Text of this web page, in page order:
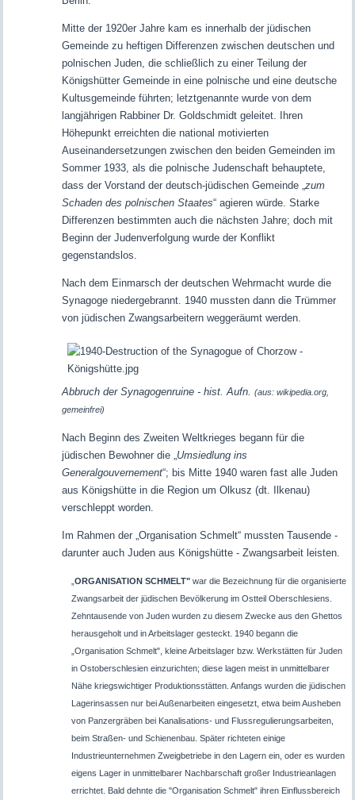
Mitte der 1920er Jahre kam es innerhalb der jüdischen
Gemeinde zu heftigen Differenzen zwischen deutschen und
polnischen Juden, die schließlich zu einer Teilung der
Königshütter Gemeinde in eine polnische und eine deutsche
Kultusgemeinde führten; letztgenannte wurde von dem
langjährigen Rabbiner Dr. Goldschmidt geleitet. Ihren
Höhepunkt erreichten die national motivierten
Auseinandersetzungen zwischen den beiden Gemeinden im
Sommer 1933, als die polnische Judenschaft behauptete,
dass der Vorstand der deutsch-jüdischen Gemeinde „ zum
Schaden des polnischen Staates“ agieren würde. Starke
Differenzen bestimmten auch die nächsten Jahre; doch mit
Beginn der Judenverfolgung wurde der Konflikt
gegenstandslos.
Nach dem Einmarsch der deutschen Wehrmacht wurde die
Synagoge niedergebrannt. 1940 mussten dann die Trümmer
von jüdischen Zwangsarbeitern weggeräumt werden.
Abbruch der Synagogenruine - hist. Aufn.
(aus: wikipedia.org,
gemeinfrei)
Nach Beginn des Zweiten Weltkrieges begann für die
jüdischen Bewohner die „ Umsiedlung ins
Generalgouvernement“; bis Mitte 1940 waren fast alle Juden
aus Königshütte in die Region um Olkusz (dt. Ilkenau)
verschleppt worden.
Im Rahmen der „Organisation Schmelt“ mussten Tausende -
darunter auch Juden aus Königshütte - Zwangsarbeit leisten.
„ORGANISATION SCHMELT" war die Bezeichnung für die organisierte
Zwangsarbeit der jüdischen Bevölkerung im Ostteil Oberschlesiens.
Zehntausende von Juden wurden zu diesem Zwecke aus den Ghettos
herausgeholt und in Arbeitslager gesteckt. 1940 begann die
„Organisation Schmelt", kleine Arbeitslager bzw. Werkstätten für Juden
in Ostoberschlesien einzurichten; diese lagen meist in unmittelbarer
Nähe kriegswichtiger Produktionsstätten. Anfangs wurden die jüdischen
Lagerinsassen nur bei Außenarbeiten eingesetzt, etwa beim Ausheben
von Panzergräben bei Kanalisations- und Flussregulierungsarbeiten,
beim Straßen- und Schienenbau. Später richteten einige
Industrieunternehmen Zweigbetriebe in den Lagern ein, oder es wurden
eigens Lager in unmittelbarer Nachbarschaft großer Industrieanlagen
errichtet. Bald dehnte die "Organisation Schmelt" ihren Einflussbereich